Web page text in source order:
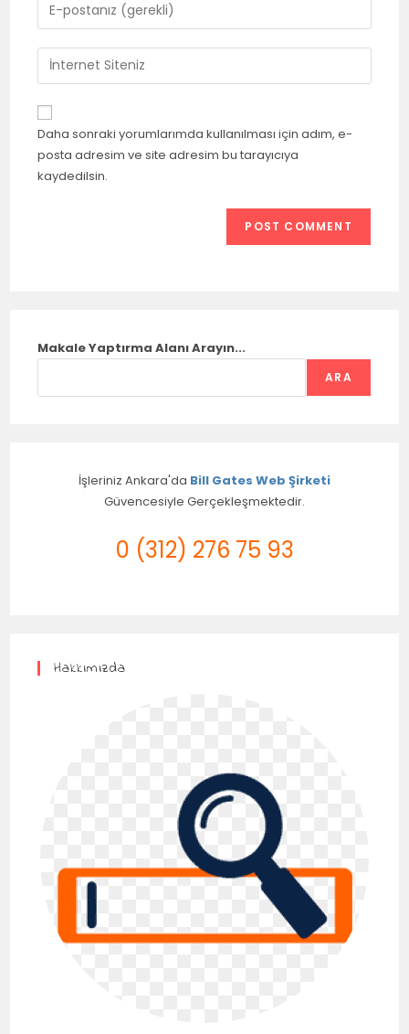
Daha sonraki yorumlarımda kullanılması için adım, e-
posta adresim ve site adresim bu tarayıcıya
kaydedilsin.
Makale Yaptırma Alanı Arayın...
ARA
İşleriniz Ankara'da Bill Gates Web Şirketi
Güvencesiyle Gerçekleşmektedir.
0 (312) 276 75 93
Hakkımızda